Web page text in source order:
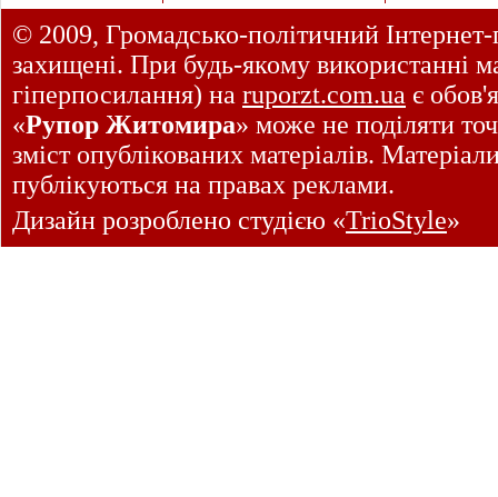
© 2009, Громадсько-політичний
захищені. При будь-якому використанні
гіперпосилання) на ruporzt.com.ua є
«Рупор Житомира» може не поділяти
зміст опублікованих матеріалів.
публікуються на правах реклами.
Дизайн розроблено студією «TrioStyle»